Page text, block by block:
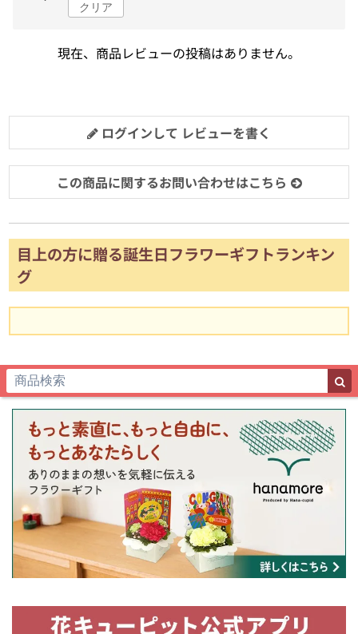
クリア
現在、商品レビューの投稿はありません。
ログインして レビューを書く
この商品に関するお問い合わせはこちら
目上の方に贈る誕生日フラワーギフトランキン
グ